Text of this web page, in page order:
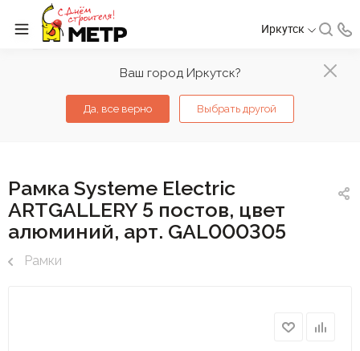
Ваш город Иркутск?
Да, все верно Выбрать другой
Иркутск
Рамка Systeme Electric
ARTGALLERY 5 постов, цвет
алюминий, арт. GAL000305
Рамки